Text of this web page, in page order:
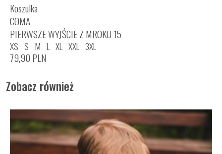
Koszulka
COMA
PIERWSZE WYJŚCIE Z MROKU 15
XS S M L XL XXL 3XL
79,90 PLN
Zobacz również